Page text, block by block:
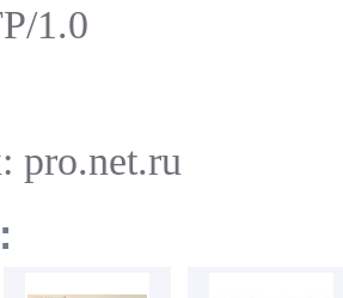
1.0
pro.net.ru